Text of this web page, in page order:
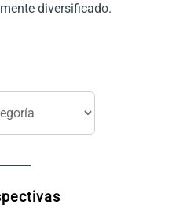
diversificado.